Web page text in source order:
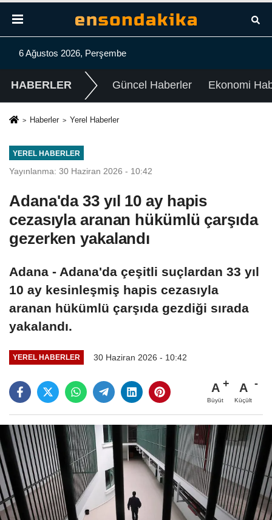
6 Ağustos 2026, Perşembe
HABERLER Güncel Haberler Ekonomi
Haberler Yerel Haberler
YEREL HABERLER
Yayınlanma: 30 Haziran 2026 - 10:42
Adana'da 33 yıl 10 ay hapis
cezasıyla aranan hükümlü çarşıda
gezerken yakalandı
Adana - Adana'da çeşitli suçlardan 33 yıl
10 ay kesinleşmiş hapis cezasıyla
aranan hükümlü çarşıda gezdiği sırada
yakalandı.
YEREL HABERLER 30 Haziran 2026 - 10:42
A
Büyüt
A
Küçült